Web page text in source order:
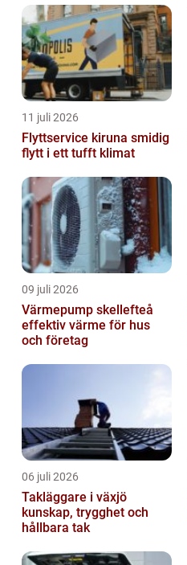
11 juli 2026
Flyttservice kiruna smidig
flytt i ett tufft klimat
09 juli 2026
Värmepump skellefteå
effektiv värme för hus
och företag
06 juli 2026
Takläggare i växjö
kunskap, trygghet och
hållbara tak